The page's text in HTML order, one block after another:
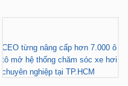
CEO từng nâng cấp hơn 7.000 ô
tô mở hệ thống chăm sóc xe hơi
chuyên nghiệp tại TP.HCM